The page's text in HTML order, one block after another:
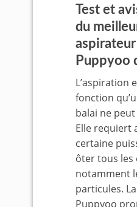
Test et
du
aspirateur
Puppyoo
L’aspiration
fonction
balai ne
Elle requiert
certaine
ôter tous les
notamment
particules.
Puppyoo